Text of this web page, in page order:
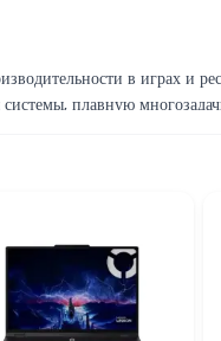
в играх и
плавную
с поддержкой высоких
работу даже под
и пользователей,